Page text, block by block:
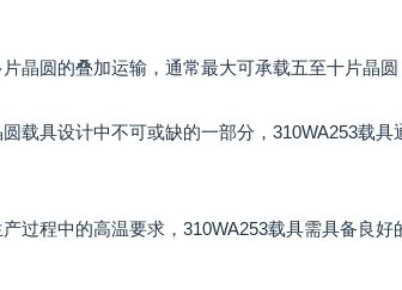
晶圆的叠加运输，通常最大可承载五至十片晶圆
载具设计中不可或缺的一部分，310WA253载
过程中的高温要求，310WA253载具需具备良好